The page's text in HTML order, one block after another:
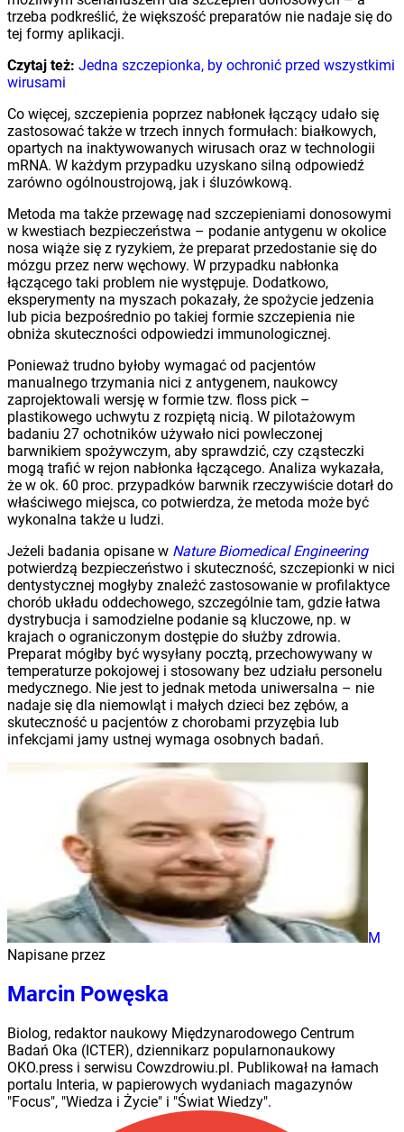
trzeba podkreślić, że większość preparatów nie nadaje się do
tej formy aplikacji.
Czytaj też: Jedna szczepionka, by ochronić przed wszystkimi
wirusami
Co więcej, szczepienia poprzez nabłonek łączący udało się
zastosować także w trzech innych formułach: białkowych,
opartych na inaktywowanych wirusach oraz w technologii
mRNA. W każdym przypadku uzyskano silną odpowiedź
zarówno ogólnoustrojową, jak i śluzówkową.
Metoda ma także przewagę nad szczepieniami donosowymi
w kwestiach bezpieczeństwa – podanie antygenu w okolice
nosa wiąże się z ryzykiem, że preparat przedostanie się do
mózgu przez nerw węchowy. W przypadku nabłonka
łączącego taki problem nie występuje. Dodatkowo,
eksperymenty na myszach pokazały, że spożycie jedzenia
lub picia bezpośrednio po takiej formie szczepienia nie
obniża skuteczności odpowiedzi immunologicznej.
Ponieważ trudno byłoby wymagać od pacjentów
manualnego trzymania nici z antygenem, naukowcy
zaprojektowali wersję w formie tzw. floss pick –
plastikowego uchwytu z rozpiętą nicią. W pilotażowym
badaniu 27 ochotników używało nici powleczonej
barwnikiem spożywczym, aby sprawdzić, czy cząsteczki
mogą trafić w rejon nabłonka łączącego. Analiza wykazała,
że w ok. 60 proc. przypadków barwnik rzeczywiście dotarł do
właściwego miejsca, co potwierdza, że metoda może być
wykonalna także u ludzi.
Jeżeli badania opisane w Nature Biomedical Engineering
potwierdzą bezpieczeństwo i skuteczność, szczepionki w nici
dentystycznej mogłyby znaleźć zastosowanie w profilaktyce
chorób układu oddechowego, szczególnie tam, gdzie łatwa
dystrybucja i samodzielne podanie są kluczowe, np. w
krajach o ograniczonym dostępie do służby zdrowia.
Preparat mógłby być wysyłany pocztą, przechowywany w
temperaturze pokojowej i stosowany bez udziału personelu
medycznego. Nie jest to jednak metoda uniwersalna – nie
nadaje się dla niemowląt i małych dzieci bez zębów, a
skuteczność u pacjentów z chorobami przyzębia lub
infekcjami jamy ustnej wymaga osobnych badań.
M
Napisane przez
Marcin Powęska
Biolog, redaktor naukowy Międzynarodowego Centrum
Badań Oka (ICTER), dziennikarz popularnonaukowy
OKO.press i serwisu Cowzdrowiu.pl. Publikował na łamach
portalu Interia, w papierowych wydaniach magazynów
"Focus", "Wiedza i Życie" i "Świat Wiedzy".